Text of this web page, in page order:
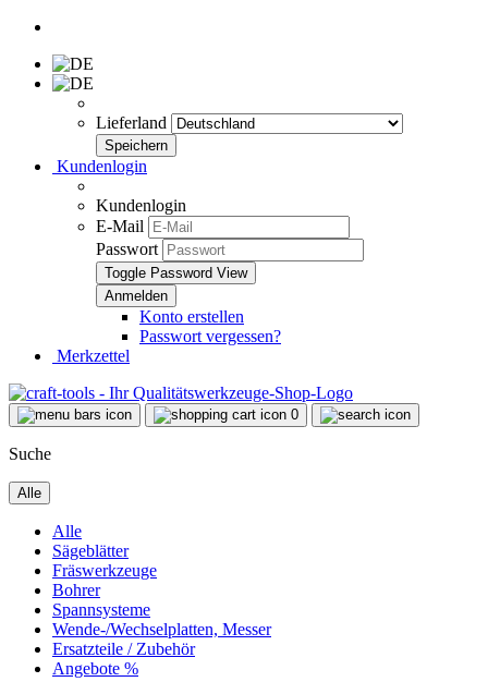
Lieferland
Kundenlogin
Kundenlogin
E-Mail
Passwort
Toggle Password View
Konto erstellen
Passwort vergessen?
Merkzettel
0
Suche
Alle
Alle
Sägeblätter
Fräswerkzeuge
Bohrer
Spannsysteme
Wende-/Wechselplatten, Messer
Ersatzteile / Zubehör
Angebote %